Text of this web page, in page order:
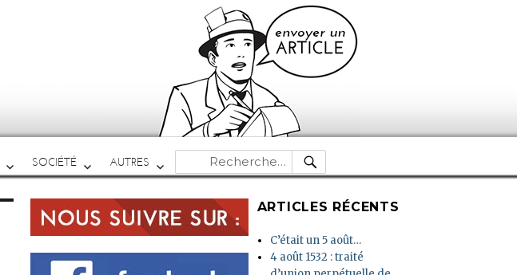
SOCIÉTÉ AUTRES
Recherche
pour :
RECHERCHE
ARTICLES RÉCENTS
C’était un 5 août…
4 août 1532 : traité